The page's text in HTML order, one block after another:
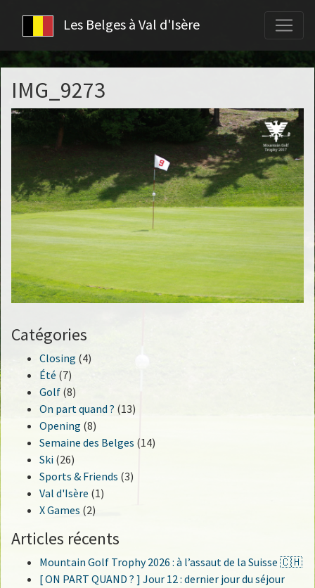
Les Belges à Val d'Isère
IMG_9273
Catégories
Closing (4)
Été (7)
Golf (8)
On part quand ? (13)
Opening (8)
Semaine des Belges (14)
Ski (26)
Sports & Friends (3)
Val d'Isère (1)
X Games (2)
Articles récents
Mountain Golf Trophy 2026 : à l’assaut de la Suisse 🇨🇭
[ ON PART QUAND ? ] Jour 12 : dernier jour du séjour